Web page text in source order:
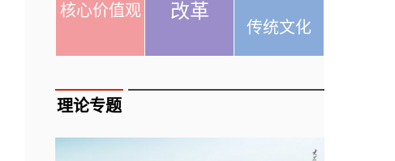
核心价值观
改革
传统文化
理论专题